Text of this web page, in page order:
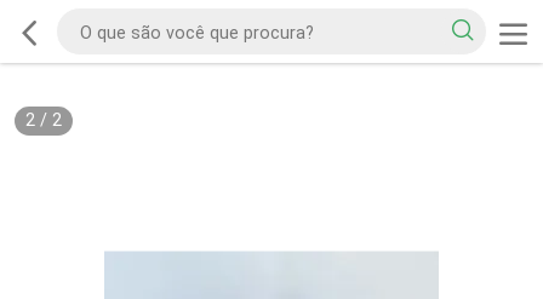
2/ 2